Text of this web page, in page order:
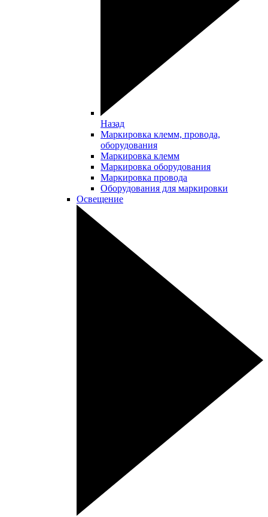
Назад
Маркировка клемм, провода,
оборудования
Маркировка клемм
Маркировка оборудования
Маркировка провода
Оборудования для маркировки
Освещение